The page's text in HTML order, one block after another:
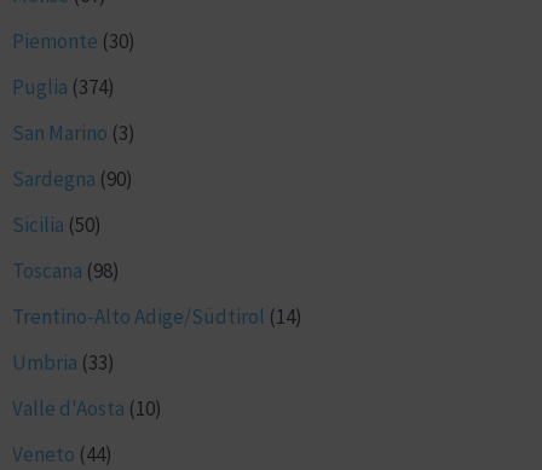
Piemonte (30)
Puglia (374)
San Marino (3)
Sardegna (90)
Sicilia (50)
Toscana (98)
Trentino-Alto Adige/Südtirol (14)
Umbria (33)
Valle d'Aosta (10)
Veneto (44)